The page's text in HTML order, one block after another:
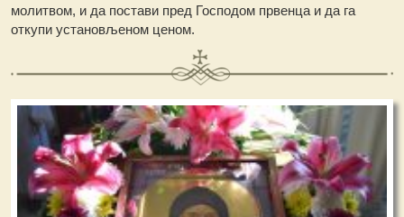
молитвом, и да постави пред Господом првенца и да га
откупи установљеном ценом.